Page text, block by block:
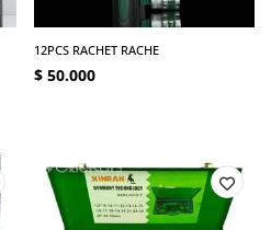
12PCS RACHET RACHE
$ 50.000